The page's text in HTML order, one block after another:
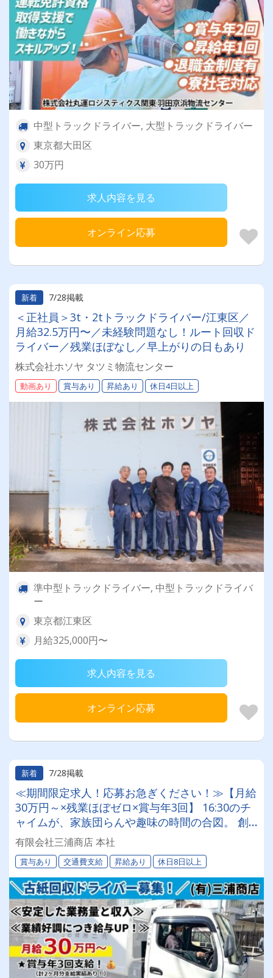
中型トラックドライバー, 大型トラックドライバー
東京都大田区
30万円
求人内容を見る
オンライン応募
新着 7/28掲載
＜正社員＞3t・2tトラックドライバー/江東区／
月給32.5万円〜／未経験問題なし！ルート回収ド
ライバー／残業ほぼなし／早上がりの日もあり
株式会社ホソヤ タツミ物流センター
動画あり 賞与あり 昇給あり 休日4日以上
準中型トラックドライバー, 中型トラックドライバ
ー
東京都江東区
月給325,000円〜
求人内容を見る
オンライン応募
新着 7/28掲載
≪期間限定求人！応募お急ぎください！≫【月給
30万円～×残業ほぼゼロ×賞与年3回】 16:30のチ
ャイムが、家族団らんや趣味の時間の合図。 創
業50年の安定企業で、心にゆとりあるドライバー
人生を。
有限会社三浦商店 本社
賞与あり 交通費支給 昇給あり 休日8日以上